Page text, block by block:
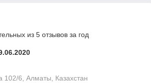
из 5 отзывов за год
102/6, Алматы, Казахстан